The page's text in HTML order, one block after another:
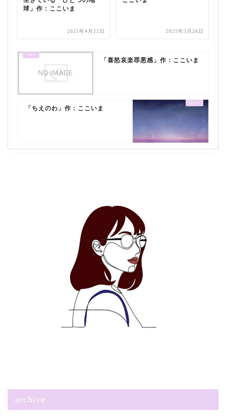
球」作：ここいま
2025年4月22日 2025年3月26日
「喜怒哀楽罪悪感」作：ここいま
「ちえのわ」作：ここいま
archive